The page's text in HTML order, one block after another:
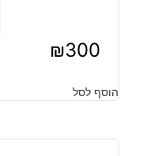
₪300
הוסף לסל